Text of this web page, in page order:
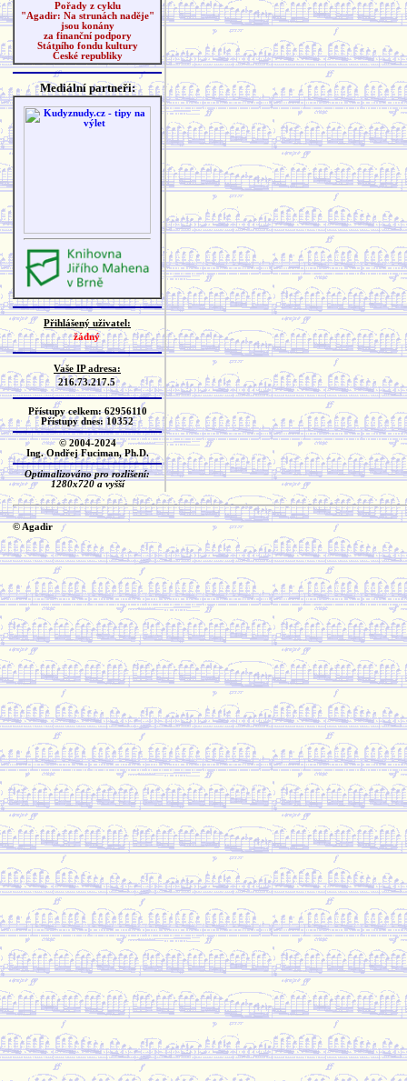
Pořady z cyklu
"Agadir: Na strunách naděje"
jsou konány
za finanční podpory
Státního fondu kultury
České republiky
Mediální partneři:
Přihlášený uživatel:
žádný
Vaše IP adresa:
216.73.217.5
Přístupy celkem: 62956110
Přístupy dnes: 10352
© 2004-2024
Ing. Ondřej Fuciman, Ph.D.
Optimalizováno pro rozlišení:
1280x720 a vyšší
© Agadir